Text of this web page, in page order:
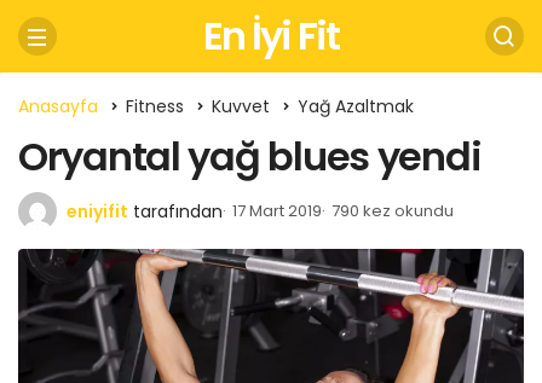
En İyi Fit
Anasayfa Fitness Kuvvet Yağ Azaltmak
Oryantal yağ blues yendi
eniyifit tarafından 17 Mart 2019 790 kez okundu